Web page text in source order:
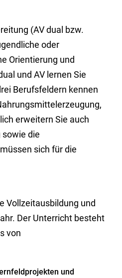
(AV dual bzw.
oder
Orientierung und
und AV lernen Sie
Berufsfeldern kennen
erweitern Sie auch
die
sich für die
Vollzeitausbildung und
Der Unterricht besteht
von
und